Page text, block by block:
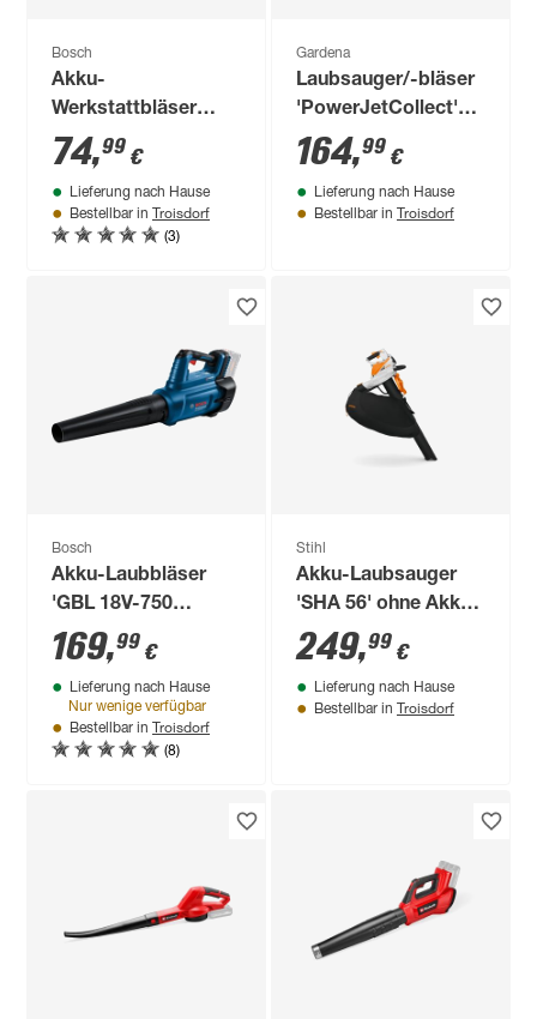
Bosch
Akku-
Werkstattbläser
'GBL 18V-120 solo'
ohne Akku
74,99 €
Lieferung nach Hause
Bestellbar in Troisdorf
(3)
Gardena
Laubsauger/-bläser
'PowerJetCollect'
ohne Akku und
Ladegerät
164,99 €
Lieferung nach Hause
Bestellbar in Troisdorf
Bosch
Akku-Laubbläser
'GBL 18V-750
Professional' ohne
Akku
169,99 €
Lieferung nach Hause
Nur wenige verfügbar
Bestellbar in Troisdorf
(8)
Stihl
Akku-Laubsauger
'SHA 56' ohne Akku
und Ladegerät
249,99 €
Lieferung nach Hause
Bestellbar in Troisdorf